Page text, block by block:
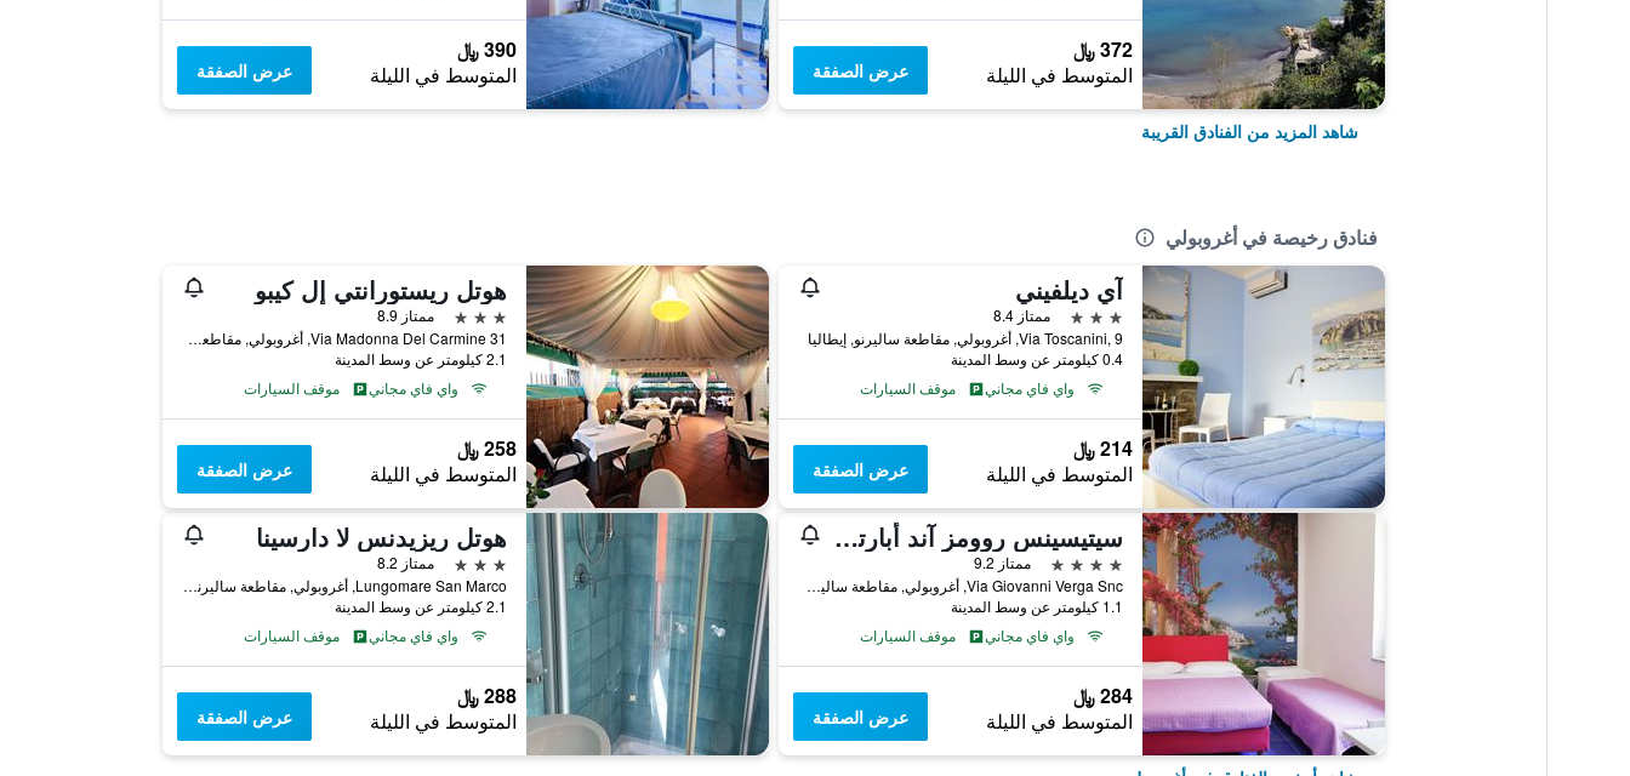
372 ﷼
المتوسط في الليلة عرض الصفقة
390 ﷼
المتوسط في الليلة عرض الصفقة
شاهد المزيد من الفنادق القريبة
فنادق رخيصة في أغروبولي
آي ديلفيني
3 نجوم
ممتاز 8.4
Via Toscanini, 9, أغروبولي, مقاطعة ساليرنو, إيطاليا
0.4 كيلومتر عن وسط المدينة
واي فاي مجاني
موقف السيارات
214 ﷼
المتوسط في الليلة عرض الصفقة
هوتل ريستورانتي إل كيبو
3 نجوم
ممتاز 8.9
Via Madonna Del Carmine 31, أغروبولي, مقاطعة ساليرنو, إيطاليا
2.1 كيلومتر عن وسط المدينة
واي فاي مجاني
موقف السيارات
258 ﷼
المتوسط في الليلة عرض الصفقة
سيتيسينس روومز آند أبارتمنتس
4 نجوم
ممتاز 9.2
Via Giovanni Verga Snc, أغروبولي, مقاطعة ساليرنو, إيطاليا
1.1 كيلومتر عن وسط المدينة
واي فاي مجاني
موقف السيارات
284 ﷼
المتوسط في الليلة عرض الصفقة
هوتل ريزيدنس لا دارسينا
3 نجوم
ممتاز 8.2
Lungomare San Marco, أغروبولي, مقاطعة ساليرنو, إيطاليا
2.1 كيلومتر عن وسط المدينة
واي فاي مجاني
موقف السيارات
288 ﷼
المتوسط في الليلة عرض الصفقة